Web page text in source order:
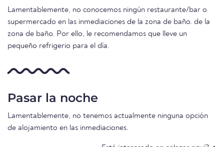
Lamentablemente, no conocemos ningún restaurante/bar o
supermercado en las inmediaciones de la zona de baño. de la
zona de baño. Por ello, le recomendamos que lleve un
pequeño refrigerio para el día.
Pasar la noche
Lamentablemente, no tenemos actualmente ninguna opción
de alojamiento en las inmediaciones.